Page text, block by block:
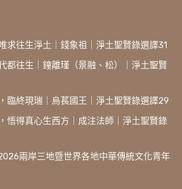
求往生淨土｜錢象祖｜淨土聖賢錄選譯31
都往生｜鐘離瑾（景融、松）｜淨土聖賢
臨終現瑞｜烏萇國王｜淨土聖賢錄選譯29
悟得真心生西方｜成注法師｜淨土聖賢錄
兩岸三地暨世界各地中華傳統文化青年